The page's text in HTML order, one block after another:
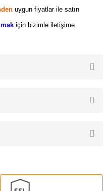
uygun fiyatlar ile satın
için bizimle iletişime